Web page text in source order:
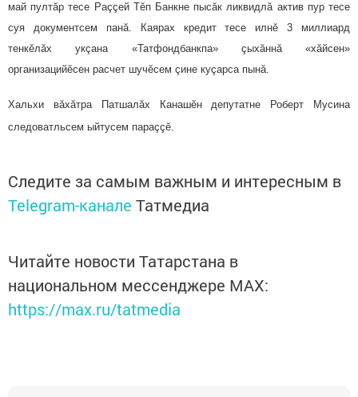
май пултăр тесе Раççей Тӗп Банкне пысăк ликвидлă актив пур тесе
суя документсем панă. Каярах кредит тесе илнӗ 3 миллиард
тенкӗлăх укçана «Татфондбанкпа» çыхăннă «хăйсен»
организацийӗсен расчет шучӗсем çине куçарса пынă.
Хальхи вăхăтра Патшалăх Канашӗн депутатне Роберт Мусина
следоватльсем ыйтусем параççӗ.
Следите за самым важным и интересным в
Telegram-канале Татмедиа
Читайте новости Татарстана в
национальном мессенджере MАХ:
https://max.ru/tatmedia